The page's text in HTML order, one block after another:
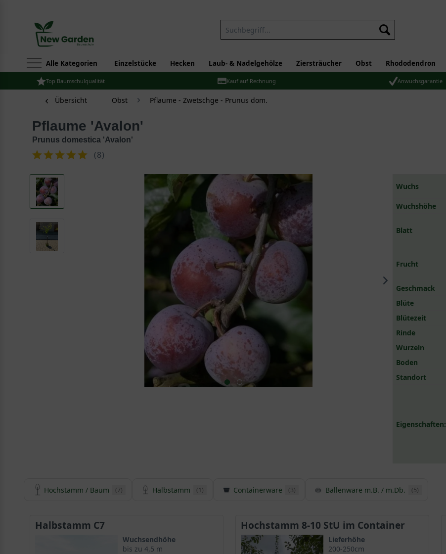
Alle Kategorien Einzelstücke Hecken Laub- & Nadelgehölze Ziersträucher Obst Rhododendron
Top Baumschulqualität Kauf auf Rechnung Anwuchsgarantie
Übersicht Obst Pflaume - Zwetschge - Prunus dom.
Pflaume 'Avalon'
Prunus domestica 'Avalon'
(8)
Wuchs
Wuchshöhe
Blatt
Frucht
Geschmack
Blüte
Blütezeit
Rinde
Wurzeln
Boden
Standort
Eigenschaften:
Hochstamm / Baum (7) Halbstamm (1) Containerware (3) Ballenware m.B. / m.Db. (5)
Halbstamm C7
Wuchsendhöhe
bis zu 4,5 m
Hochstamm 8-10 StU im Container
Lieferhöhe
200-250cm